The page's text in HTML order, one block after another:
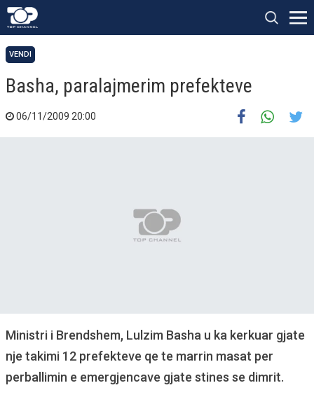
VENDI
Basha, paralajmerim prefekteve
06/11/2009 20:00
Ministri i Brendshem, Lulzim Basha u ka kerkuar gjate
nje takimi 12 prefekteve qe te marrin masat per
perballimin e emergjencave gjate stines se dimrit.